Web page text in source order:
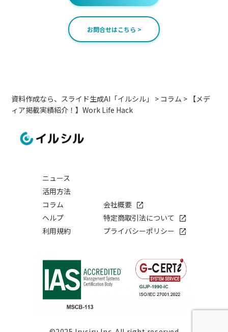
お問合せはこちら >
資料作成なら、スライド生成AI「イルシル」 > コラム > 【メデ
ィア掲載実績紹介！】Work Life Hack
ニュース
活用方法
コラム
ヘルプ
利用規約
会社概要
特定商取引法について
プライバシーポリシー